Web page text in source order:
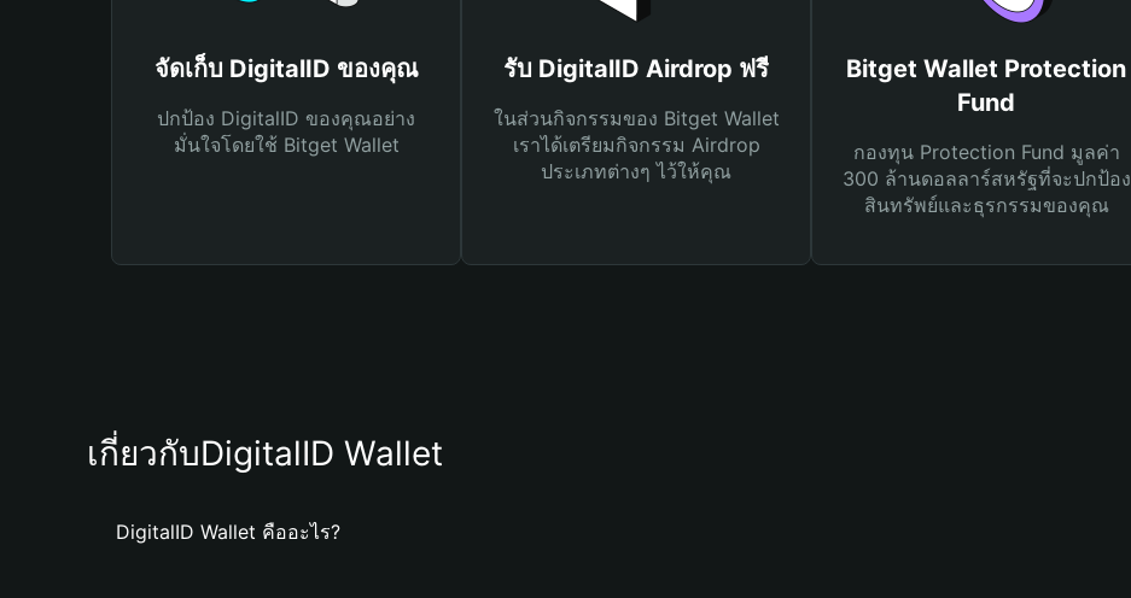
จัดเก็บ DigitalID ของคุณ
ปกป้อง DigitalID ของคุณอย่าง
มั่นใจโดยใช้ Bitget Wallet
รับ DigitalID Airdrop ฟรี
ในส่วนกิจกรรมของ Bitget Wallet
เราได้เตรียมกิจกรรม Airdrop
ประเภทต่างๆ ไว้ให้คุณ
Bitget Wallet Protection
Fund
กองทุน Protection Fund มูลค่า
300 ล้านดอลลาร์สหรัฐที่จะปกป้อง
สินทรัพย์และธุรกรรมของคุณ
เกี่ยวกับDigitalID Wallet
DigitalID Wallet คืออะไร?